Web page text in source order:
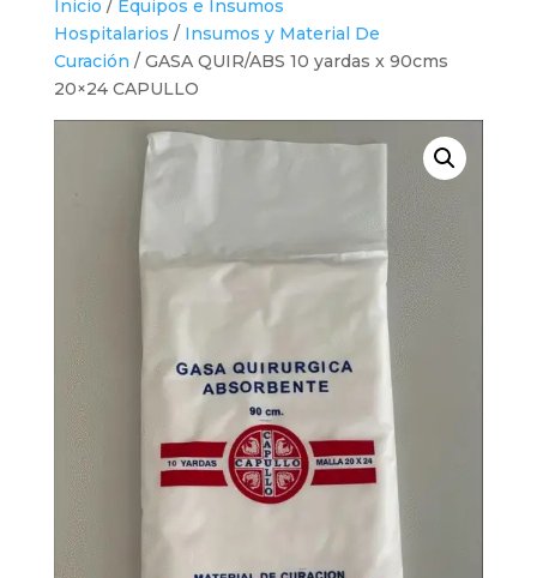
Inicio / Equipos e Insumos
Hospitalarios / Insumos y Material De
Curación / GASA QUIR/ABS 10 yardas x 90cms
20×24 CAPULLO